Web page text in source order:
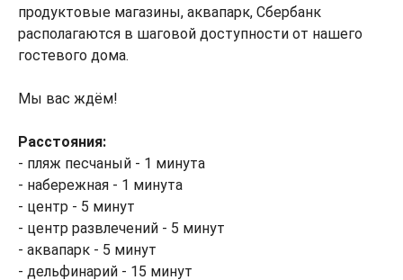
продуктовые магазины, аквапарк, Сбербанк
располагаются в шаговой доступности от нашего
гостевого дома.
Мы вас ждём!
Расстояния:
- пляж песчаный - 1 минута
- набережная - 1 минута
- центр - 5 минут
- центр развлечений - 5 минут
- аквапарк - 5 минут
- дельфинарий - 15 минут